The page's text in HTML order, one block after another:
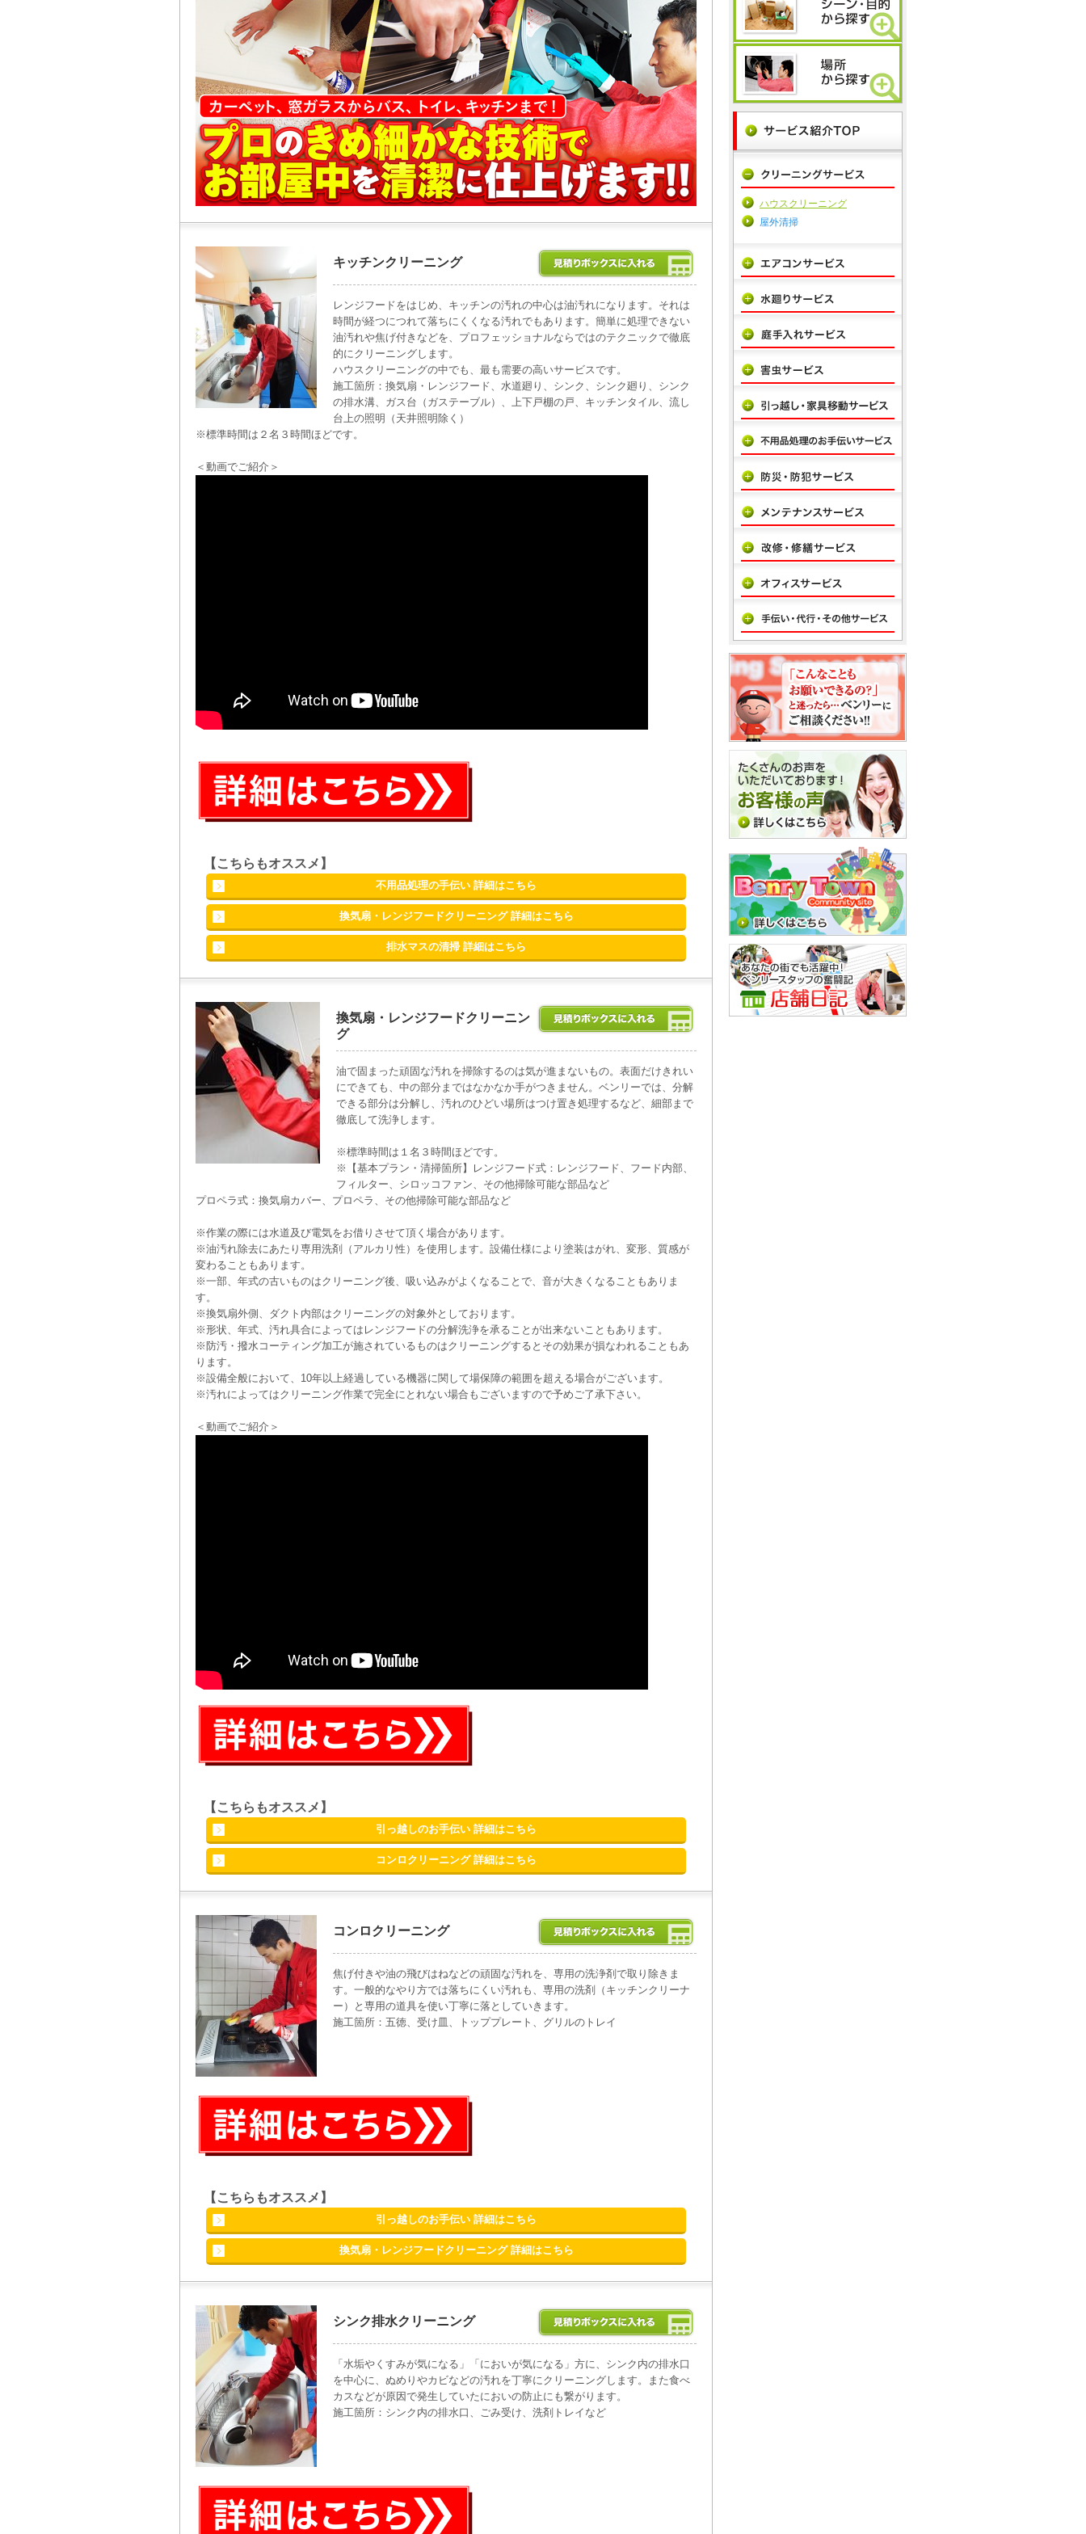
キッチンクリーニング
レンジフードをはじめ、キッチンの汚れの中心は油汚れになります。それは
時間が経つにつれて落ちにくくなる汚れでもあります。簡単に処理できない
油汚れや焦げ付きなどを、プロフェッショナルならではのテクニックで徹底
的にクリーニングします。
ハウスクリーニングの中でも、最も需要の高いサービスです。
施工箇所：換気扇・レンジフード、水道廻り、シンク、シンク廻り、シンク
の排水溝、ガス台（ガステーブル）、上下戸棚の戸、キッチンタイル、流し
台上の照明（天井照明除く）
※標準時間は２名３時間ほどです。
＜動画でご紹介＞
【こちらもオススメ】
不用品処理の手伝い 詳細はこちら
換気扇・レンジフードクリーニング 詳細はこちら
排水マスの清掃 詳細はこちら
換気扇・レンジフードクリーニン
グ
油で固まった頑固な汚れを掃除するのは気が進まないもの。表面だけきれい
にできても、中の部分まではなかなか手がつきません。ベンリーでは、分解
できる部分は分解し、汚れのひどい場所はつけ置き処理するなど、細部まで
徹底して洗浄します。
※標準時間は１名３時間ほどです。
※【基本プラン・清掃箇所】レンジフード式：レンジフード、フード内部、
フィルター、シロッコファン、その他掃除可能な部品など
プロペラ式：換気扇カバー、プロペラ、その他掃除可能な部品など
※作業の際には水道及び電気をお借りさせて頂く場合があります。
※油汚れ除去にあたり専用洗剤（アルカリ性）を使用します。設備仕様により塗装はがれ、変形、質感が
変わることもあります。
※一部、年式の古いものはクリーニング後、吸い込みがよくなることで、音が大きくなることもありま
す。
※換気扇外側、ダクト内部はクリーニングの対象外としております。
※形状、年式、汚れ具合によってはレンジフードの分解洗浄を承ることが出来ないこともあります。
※防汚・撥水コーティング加工が施されているものはクリーニングするとその効果が損なわれることもあ
ります。
※設備全般において、10年以上経過している機器に関して場保障の範囲を超える場合がございます。
※汚れによってはクリーニング作業で完全にとれない場合もございますので予めご了承下さい。
＜動画でご紹介＞
【こちらもオススメ】
引っ越しのお手伝い 詳細はこちら
コンロクリーニング 詳細はこちら
コンロクリーニング
焦げ付きや油の飛びはねなどの頑固な汚れを、専用の洗浄剤で取り除きま
す。一般的なやり方では落ちにくい汚れも、専用の洗剤（キッチンクリーナ
ー）と専用の道具を使い丁寧に落としていきます。
施工箇所：五徳、受け皿、トッププレート、グリルのトレイ
【こちらもオススメ】
引っ越しのお手伝い 詳細はこちら
換気扇・レンジフードクリーニング 詳細はこちら
シンク排水クリーニング
「水垢やくすみが気になる」「においが気になる」方に、シンク内の排水口
を中心に、ぬめりやカビなどの汚れを丁寧にクリーニングします。また食べ
カスなどが原因で発生していたにおいの防止にも繋がります。
施工箇所：シンク内の排水口、ごみ受け、洗剤トレイなど
ハウスクリーニング
屋外清掃